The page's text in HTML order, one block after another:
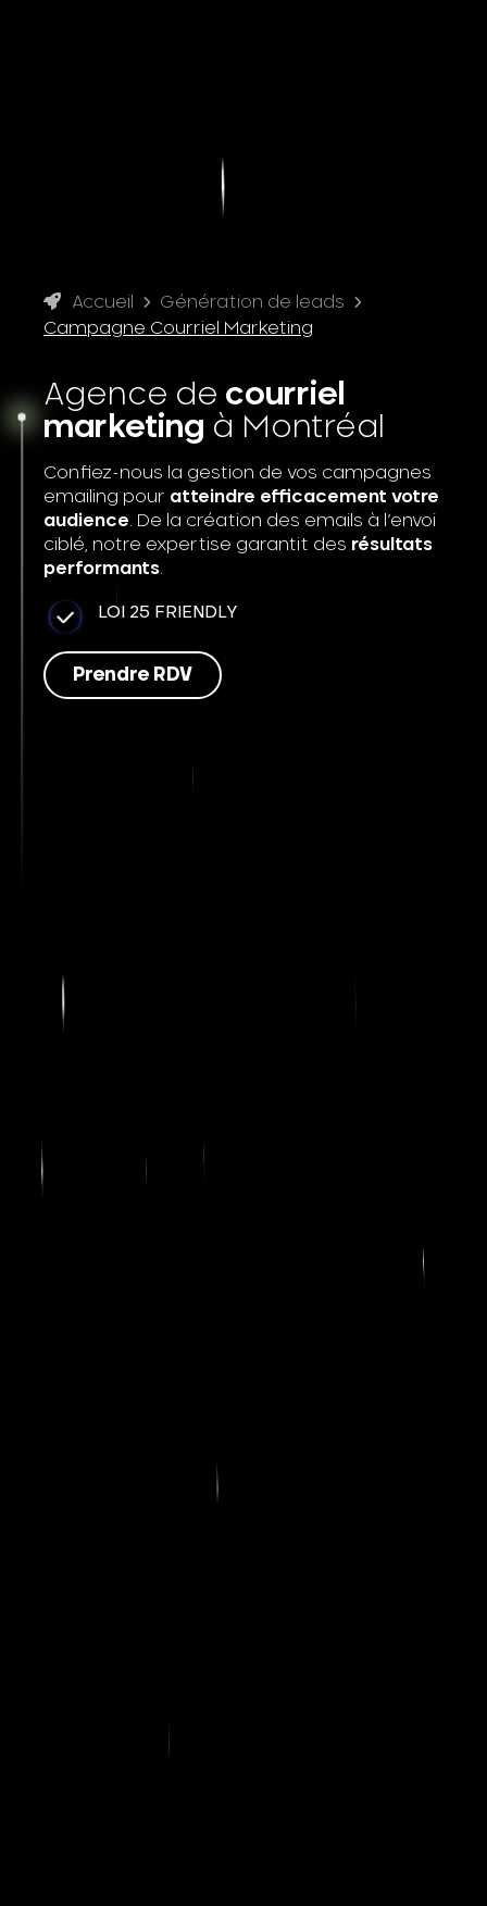
Accueil
Génération de leads
Campagne Courriel Marketing
Agence de courriel
marketing à Montréal
Confiez-nous la gestion de vos campagnes
emailing pour atteindre efficacement votre
audience . De la création des emails à l’envoi
ciblé, notre expertise garantit des résultats
performants
LOI 25 FRIENDLY
Prendre RDV